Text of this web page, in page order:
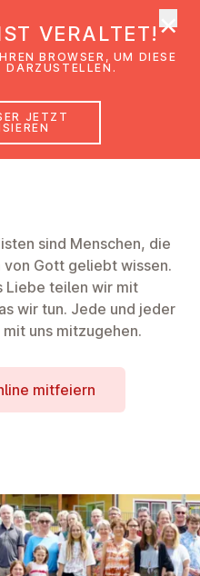
sind Menschen, die
Gott geliebt wissen.
Liebe teilen wir mit
wir tun. Jede und jeder
uns mitzugehen.
mitfeiern
VERALTET!
BROWSER, UM DIESE
DARZUSTELLEN.
JETZT
×